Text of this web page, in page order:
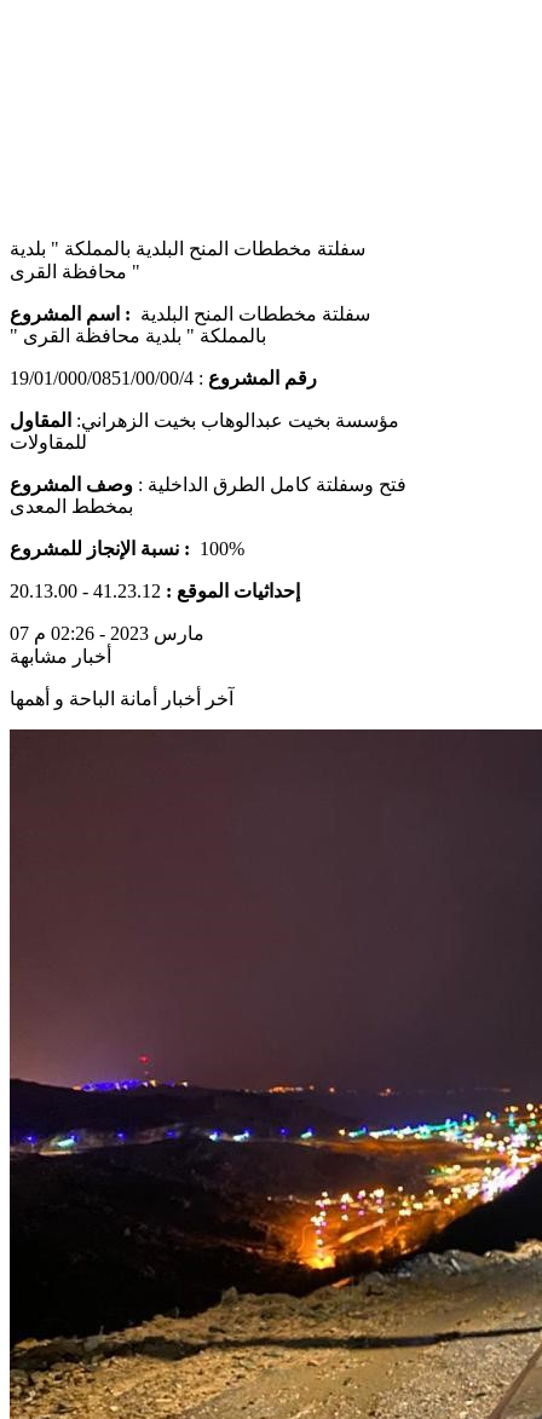
سفلتة مخططات المنح البلدية بالمملكة " بلدية
محافظة القرى "
اسم المشروع : سفلتة مخططات المنح البلدية
بالمملكة " بلدية محافظة القرى "
رقم المشروع : 19/01/000/0851/00/00/4
:مؤسسة بخيت عبدالوهاب بخيت الزهراني
للمقاولات
: فتح وسفلتة كامل الطرق الداخلية
بمخطط المعدى
نسبة الإنجاز للمشروع : 100%
إحداثيات الموقع : 41.23.12 - 20.13.00
07 مارس 2023 - 02:26 م
أخبار مشابهة
آخر أخبار أمانة الباحة و أهمها